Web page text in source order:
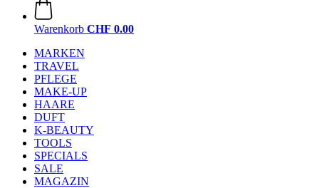
Warenkorb CHF 0.00
MARKEN
TRAVEL
PFLEGE
MAKE-UP
HAARE
DUFT
K-BEAUTY
TOOLS
SPECIALS
SALE
MAGAZIN